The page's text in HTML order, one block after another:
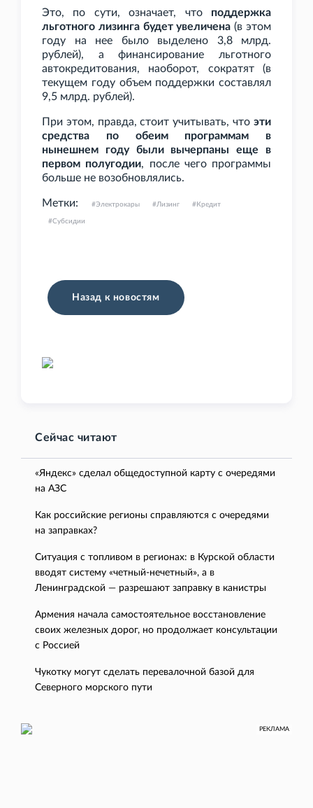
Это, по сути, означает, что поддержка
льготного лизинга будет увеличена (в этом
году на нее было выделено 3,8
млрд.
рублей), а финансирование льготного
автокредитования, наоборот, сократят (в
текущем году объем поддержки составлял
9,5 млрд. рублей).
При этом, правда, стоит учитывать, что эти
средства по обеим программам в
нынешнем году были вычерпаны еще в
первом полугодии, после чего программы
больше не возобновлялись.
Метки: Электрокары Лизинг Кредит
Субсидии
Назад к новостям
Сейчас читают
«Яндекс» сделал общедоступной карту с очередями
на АЗС
Как российские регионы справляются с очередями
на заправках?
Ситуация с топливом в регионах: в Курской области
вводят систему «четный-нечетный», а в
Ленинградской — разрешают заправку в канистры
Армения начала самостоятельное восстановление
своих железных дорог, но продолжает консультации
с Россией
Чукотку могут сделать перевалочной базой для
Северного морского пути
РЕКЛАМА